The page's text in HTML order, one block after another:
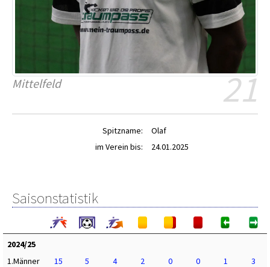
21
Mittelfeld
Spitzname:
Olaf
im Verein bis:
24.01.2025
Saisonstatistik
2024/25
1.Männer
15 5 4 2 0 0 1 3